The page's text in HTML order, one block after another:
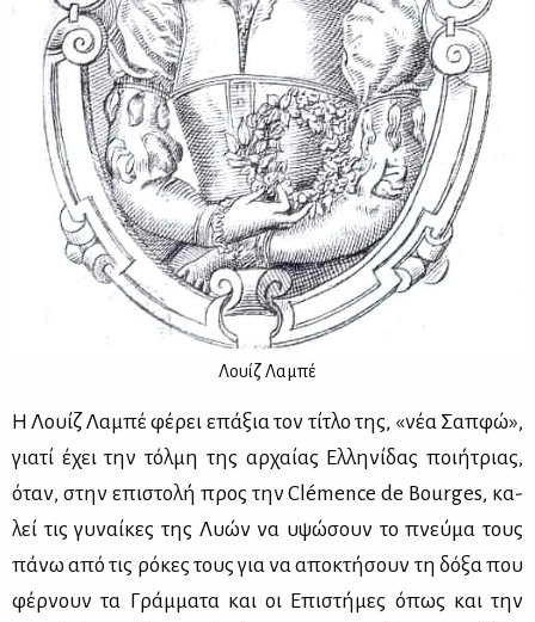
Λουίζ Λα­μπέ
Η Λουίζ Λα­μπέ φέ­ρει επά­ξια τον τί­τλο της, «νέα Σαπ­φώ»,
για­τί έχει την τόλ­μη της αρ­χαί­ας Ελ­λη­νί­δας ποι­ή­τριας,
όταν, στην επι­στο­λή προς την Clémence de Bourges, κα­
λεί τις γυ­ναί­κες της Λυών να υψώ­σουν το πνεύ­μα τους
πά­νω από τις ρό­κες τους για να απο­κτή­σουν τη δό­ξα που
φέρ­νουν τα Γράμ­μα­τα και οι Επι­στή­μες όπως και την